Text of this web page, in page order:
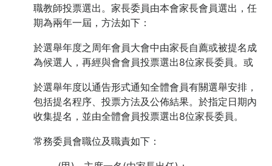
職教師投票選出。家長委員由本會家長會員選出，任
期為兩年一屆，方法如下：
於選舉年度之周年會員大會中由家長自薦或被提名成
為候選人，再經與會會員投票選出8位家長委員。或
於選舉年度以通告形式通知全體會員有關選舉安排，
包括提名程序、投票方法及公佈結果。於指定日期內
收集提名，並由全體會員投票選出8位家長委員。
常務委員會職位及職責如下：